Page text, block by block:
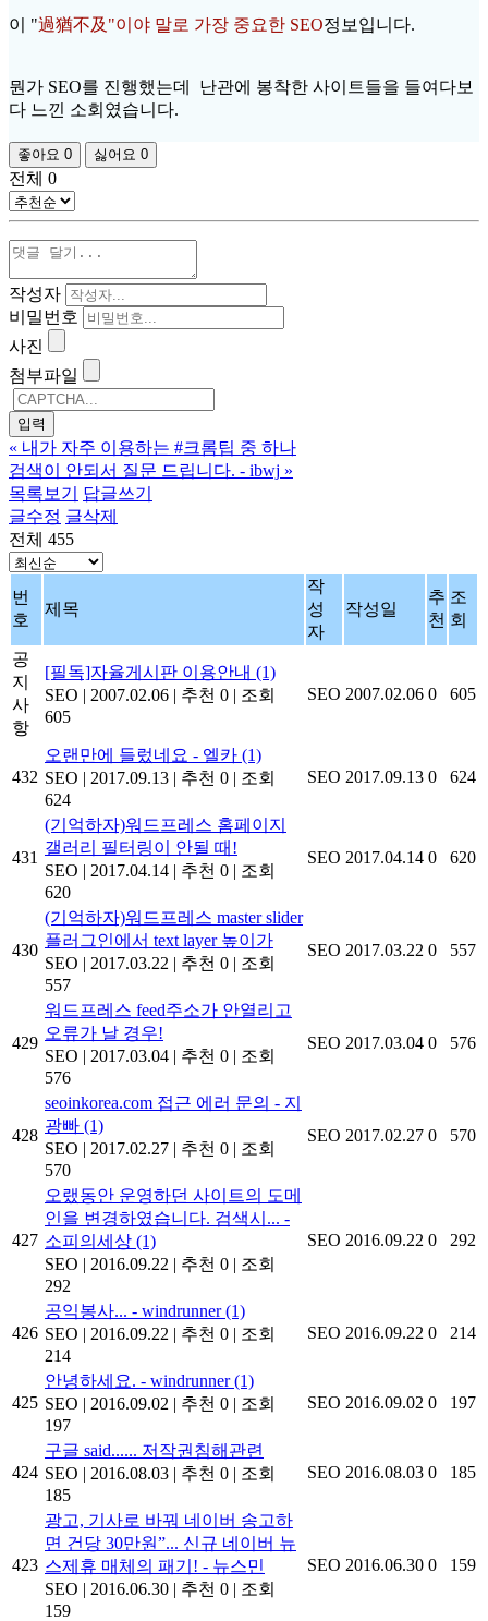
이 "過猶不及"이야 말로 가장 중요한 SEO정보입니다.
뭔가 SEO를 진행했는데 난관에 봉착한 사이트들을 들여다보
다 느낀 소회였습니다.
좋아요 0 싫어요 0
전체 0
작성자
비밀번호
사진
첨부파일
« 내가 자주 이용하는 #크롬팁 중 하나
검색이 안되서 질문 드립니다. - ibwj »
목록보기
답글쓰기
글수정 글삭제
전체 455
번
호
제목
작
성
자
작성일
추
천
조
회
공
지
사
항
[필독]자율게시판 이용안내 (1)
SEO | 2007.02.06 | 추천 0 | 조회
605
SEO 2007.02.06 0 605
432
오랜만에 들렀네요 - 엘카 (1)
SEO | 2017.09.13 | 추천 0 | 조회
624
SEO 2017.09.13 0 624
431
(기억하자)워드프레스 홈페이지
갤러리 필터링이 안될 때!
SEO | 2017.04.14 | 추천 0 | 조회
620
SEO 2017.04.14 0 620
430
(기억하자)워드프레스 master slider
플러그인에서 text layer 높이가
SEO | 2017.03.22 | 추천 0 | 조회
557
SEO 2017.03.22 0 557
429
워드프레스 feed주소가 안열리고
오류가 날 경우!
SEO | 2017.03.04 | 추천 0 | 조회
576
SEO 2017.03.04 0 576
428
seoinkorea.com 접근 에러 문의 - 지
광빠 (1)
SEO | 2017.02.27 | 추천 0 | 조회
570
SEO 2017.02.27 0 570
427
오랬동안 운영하던 사이트의 도메
인을 변경하였습니다. 검색시... -
소피의세상 (1)
SEO | 2016.09.22 | 추천 0 | 조회
292
SEO 2016.09.22 0 292
426
공익봉사... - windrunner(1)
SEO | 2016.09.22 | 추천 0 | 조회
214
SEO 2016.09.22 0 214
425
안녕하세요. - windrunner(1)
SEO | 2016.09.02 | 추천 0 | 조회
197
SEO 2016.09.02 0 197
424
구글 said...... 저작권침해관련
SEO | 2016.08.03 | 추천 0 | 조회
185
SEO 2016.08.03 0 185
423
광고, 기사로 바꿔 네이버 송고하
면 건당 30만원”... 신규 네이버 뉴
스제휴 매체의 패기! - 뉴스민
SEO | 2016.06.30 | 추천 0 | 조회
159
SEO 2016.06.30 0 159